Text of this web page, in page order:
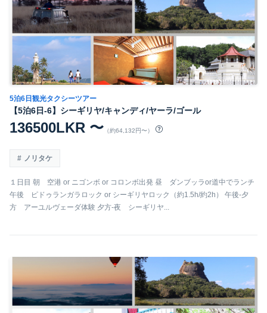
5泊6日観光タクシーツアー
【5泊6日-6】シーギリヤ/キャンディ/ヤーラ/ゴール
136500LKR 〜 （約64,132円〜）
ノリタケ
１日目 朝 空港 or ニゴンボ or コロンボ出発 昼 ダンブッラor道中でランチ
午後 ピドゥランガラロック or シーギリヤロック（約1.5h/約2h） 午後-夕
方 アーユルヴェーダ体験 夕方-夜 シーギリヤ...